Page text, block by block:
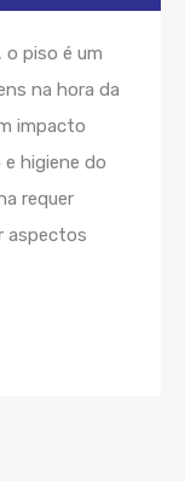
piso é um
na hora da
impacto
higiene do
requer
aspectos